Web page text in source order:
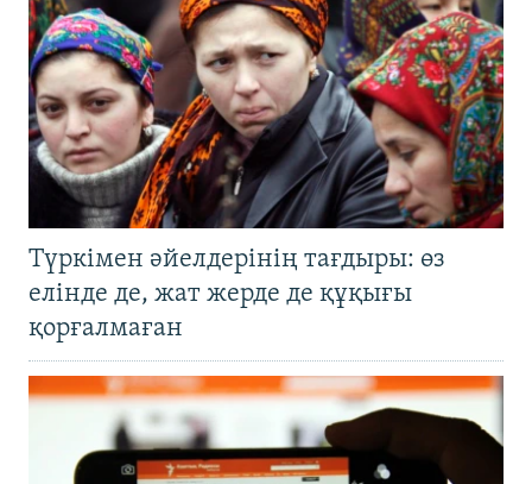
Түркімен әйелдерінің тағдыры: өз
елінде де, жат жерде де құқығы
қорғалмаған